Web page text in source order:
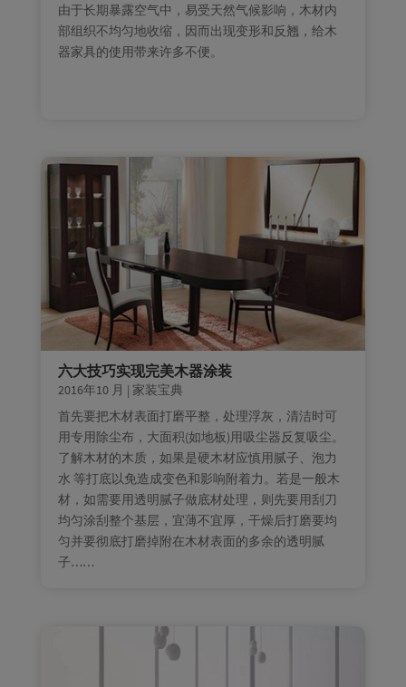
由于长期暴露空气中，易受天然气候影响，木材内
部组织不均匀地收缩，因而出现变形和反翘，给木
器家具的使用带来许多不便。
六大技巧实现完美木器涂装
2016年10 月 | 家装宝典
首先要把木材表面打磨平整，处理浮灰，清洁时可
用专用除尘布，大面积(如地板)用吸尘器反复吸尘。
了解木材的木质，如果是硬木材应慎用腻子、泡力
水 等打底以免造成变色和影响附着力。若是一般木
材，如需要用透明腻子做底材处理，则先要用刮刀
均匀涂刮整个基层，宜薄不宜厚，干燥后打磨要均
匀并要彻底打磨掉附在木材表面的多余的透明腻
子……